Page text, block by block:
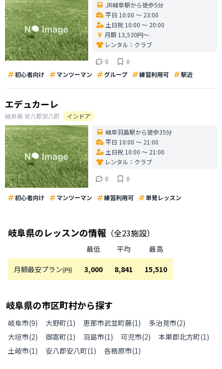
JR岐阜駅から徒歩5分
平日 10:00 〜 23:00
土日祝 10:00 〜 20:00
月額 13,530円〜
レンタル： クラブ
0
0
初心者向け
マンツーマン グループ 練習利用可 駅近
エデュカーレ
岐阜県 安八郡安八町
インドア
岐阜羽島駅から徒歩35分
平日 10:00 〜 21:00
土日祝 10:00 〜 21:00
レンタル： クラブ
0
0
初心者向け マンツーマン 練習利用可 単発レッスン
岐阜県のレッスンの情報 （全23施設）
最低 平均 最高
月額最安プラン(円) 3,000 8,841 15,510
岐阜県の市区町村から探す
岐阜市(9) 大野町(1) 恵那市武並町藤(1) 多治見市(2)
大垣市(2) 御嵩町(1) 羽島市(1) 可児市(2) 本巣郡北方町(1)
土岐市(1) 安八郡安八町(1) 各務原市(1)